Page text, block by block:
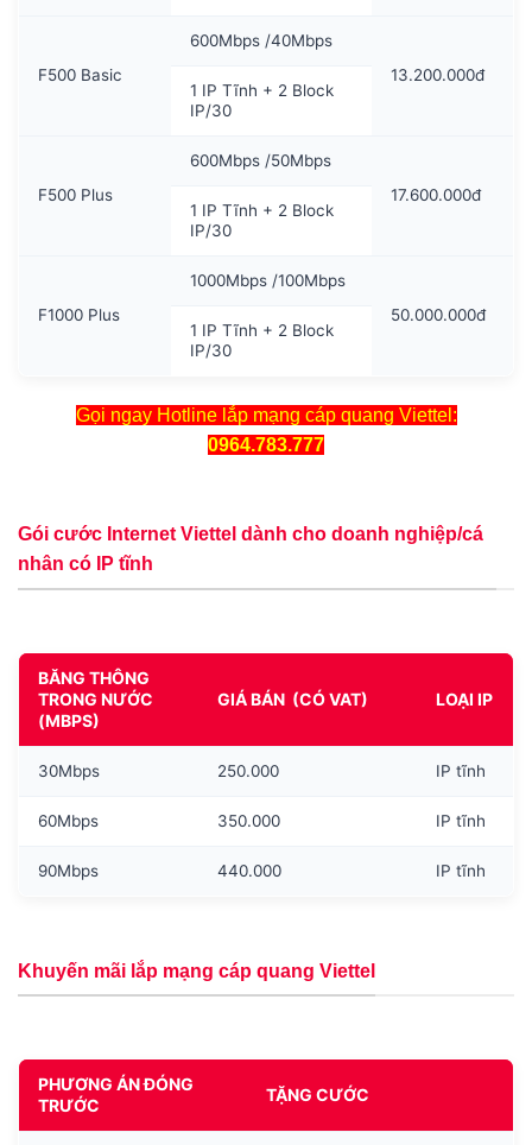
F500 Basic
600Mbps /40Mbps
13.200.000đ
1 IP Tĩnh + 2 Block
IP/30
F500 Plus
600Mbps /50Mbps
17.600.000đ
1 IP Tĩnh + 2 Block
IP/30
F1000 Plus
1000Mbps /100Mbps
50.000.000đ
1 IP Tĩnh + 2 Block
IP/30
Gọi ngay Hotline lắp mạng cáp quang Viettel:
0964.783.777
Gói cước Internet Viettel dành cho doanh nghiệp/cá
nhân có IP tĩnh
BĂNG THÔNG
TRONG NƯỚC
(MBPS)
GIÁ BÁN (CÓ VAT) LOẠI IP
30Mbps 250.000 IP tĩnh
60Mbps 350.000 IP tĩnh
90Mbps 440.000 IP tĩnh
Khuyến mãi lắp mạng cáp quang Viettel
PHƯƠNG ÁN ĐÓNG
TRƯỚC
TẶNG CƯỚC